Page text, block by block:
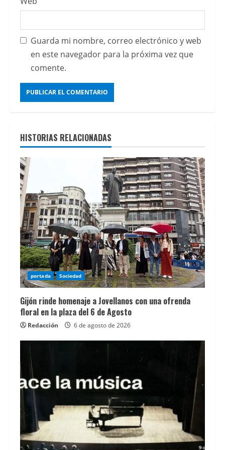
opciones
pago
rÃ¡pidas
sencillas
en
plataformas
online,
es
importante
comparar
las
alternativas
disponibles
y
conocer
los
operadores
mÃ¡s
destacados.
En
esta
sobre
casinos
que
aceptan
Paysafecard
en
Guarda mi nombre, correo electrónico y web
en este navegador para la próxima vez que
comente.
HISTORIAS RELACIONADAS
portada Sociedad
Gijón rinde homenaje a Jovellanos con una ofrenda
floral en la plaza del 6 de Agosto
Redacción 6 de agosto de 2026